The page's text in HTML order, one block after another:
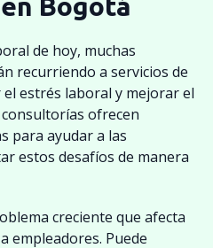
Bogotá
de hoy, muchas
recurriendo a servicios de
estrés laboral y mejorar el
ofrecen
para ayudar a las
estos desafíos de manera
creciente que afecta
empleadores. Puede